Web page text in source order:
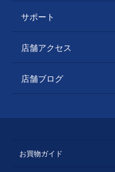
サポート
店舗アクセス
店舗ブログ
お買物ガイド